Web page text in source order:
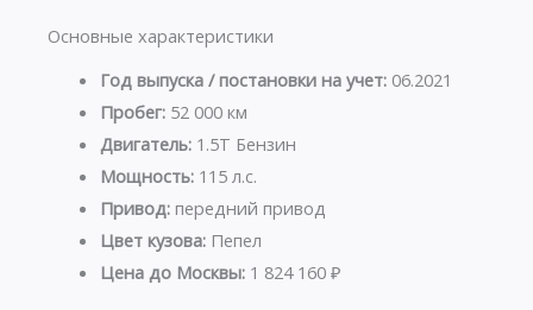
Основные характеристики
Год выпуска / постановки на учет:06.2021
Пробег:52 000 км
Двигатель:1.5T Бензин
Мощность:115 л.с.
Привод:передний привод
Цвет кузова:Пепел
Цена до Москвы:1 824 160 ₽